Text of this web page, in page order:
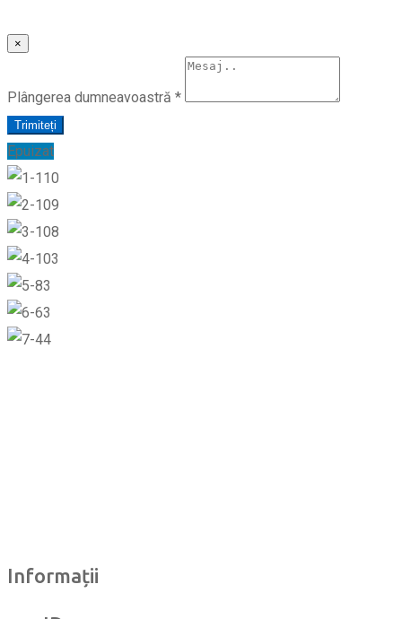
×
Plângerea dumneavoastră *
Trimiteți
Epuizat
Informații